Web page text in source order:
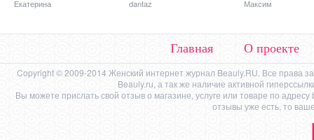
Екатерина dantaz Максим
Главная О проекте
Copyright © 2009-2014 Женский интернет журнал Beauly.RU. Все права
Beauly.ru, а так же наличие активной
Вы можете прислать свой отзыв о магазине, услуге или товаре по адресу
отзывы уже есть, то